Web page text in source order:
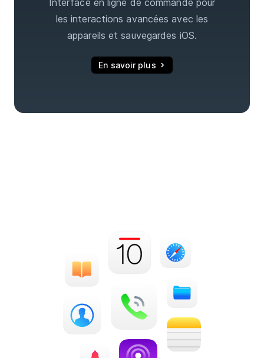
les interactions avancées avec les
appareils et sauvegardes iOS.
En savoir plus